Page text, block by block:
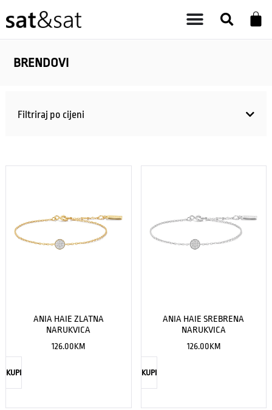
BRENDOVI
Filtriraj po cijeni
ANIA HAIE ZLATNA
NARUKVICA
126.00KM
KUPI
ANIA HAIE SREBRENA
NARUKVICA
126.00KM
KUPI